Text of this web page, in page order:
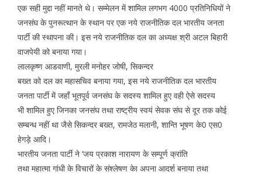
एक सही मुद्दा नहीं मानते थे। सम्मेलन में शामिल लगभग 4000 प्रतिनिधियों ने
जनसंघ के पुनरूत्थान के स्थान पर एक नये राजनीतिक दल भारतीय जनता
पार्टी की स्थापना की। इस नये राजनीतिक दल का अध्यक्ष श्री अटल बिहारी
वाजपेयी को बनाया गया।
लालकृष्ण आडवाणी, मुरली मनोहर जोषी, सिकन्दर
बख्त को दल का महासचिव बनाया गया, इस नये राजनीतिक दल भारतीय
जनता पार्टी में जहाँ भूतपूर्व जनसंघ के सदस्य शामिल हुए वही ऐसे सदस्य
भी शामिल हुए जिनका जनसंघ तथा राष्ट्रीय स्वयं सेवक संघ से दूर तक कोई
सम्बन्ध नहीं था जैसे सिकन्दर बख्त, रामजेठ मलानी, शान्ति भूषण के0 एस0
हेगड़े आदि।
भारतीय जनता पार्टी ने ‘जय प्रकाश नारायण के सम्पूर्ण क्रांति
तथा महात्मा गांधी के विचारों के संश्लेषण केा अपना आदर्श बनाया तथा